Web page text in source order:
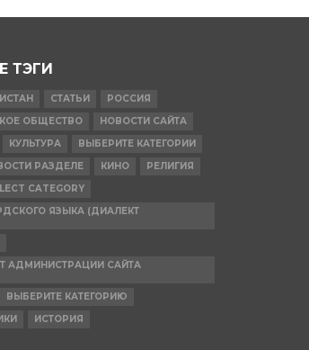
ТЭГИ
СТАТЬИ
РОССИЯ
ОБЩЕСТВО
НОВОСТИ САЙТА
КУЛЬТУРА
ВЫБЕРИТЕ КАТЕГОРИИ
РАЗДЕЛЕ КИНО
РЕЛИГИЯ
CATEGORY
ЯЗЫКА (ДИАЛЕКТ
АДМИНИСТРАЦИИ САЙТА
ВЫБЕРИТЕ КАТЕГОРИЮ
ИСТОРИЯ